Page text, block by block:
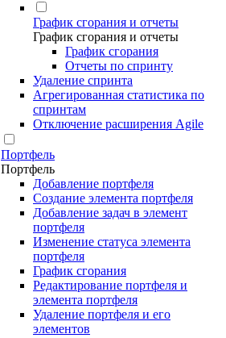
График сгорания и отчеты
График сгорания и отчеты
График сгорания
Отчеты по спринту
Удаление спринта
Агрегированная статистика по
спринтам
Отключение расширения Agile
Портфель
Портфель
Добавление портфеля
Создание элемента портфеля
Добавление задач в элемент
портфеля
Изменение статуса элемента
портфеля
График сгорания
Редактирование портфеля и
элемента портфеля
Удаление портфеля и его
элементов